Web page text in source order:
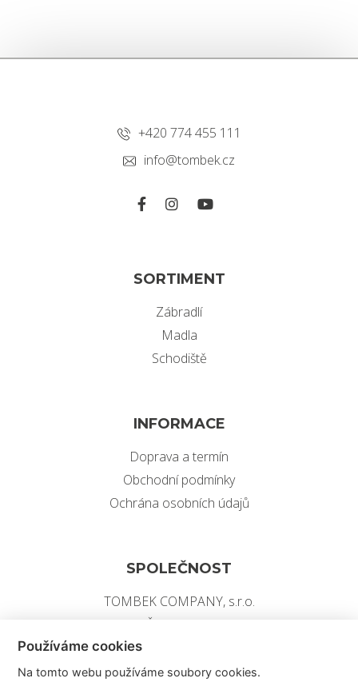
+420 774 455 111
info@tombek.cz
SORTIMENT
Zábradlí
Madla
Schodiště
INFORMACE
Doprava a termín
Obchodní podmínky
Ochrána osobních údajů
SPOLEČNOST
TOMBEK COMPANY, s.r.o.
IČ: 07209479
ID datové schránky: 4z7bhd
Používáme cookies
Na tomto webu používáme soubory cookies.